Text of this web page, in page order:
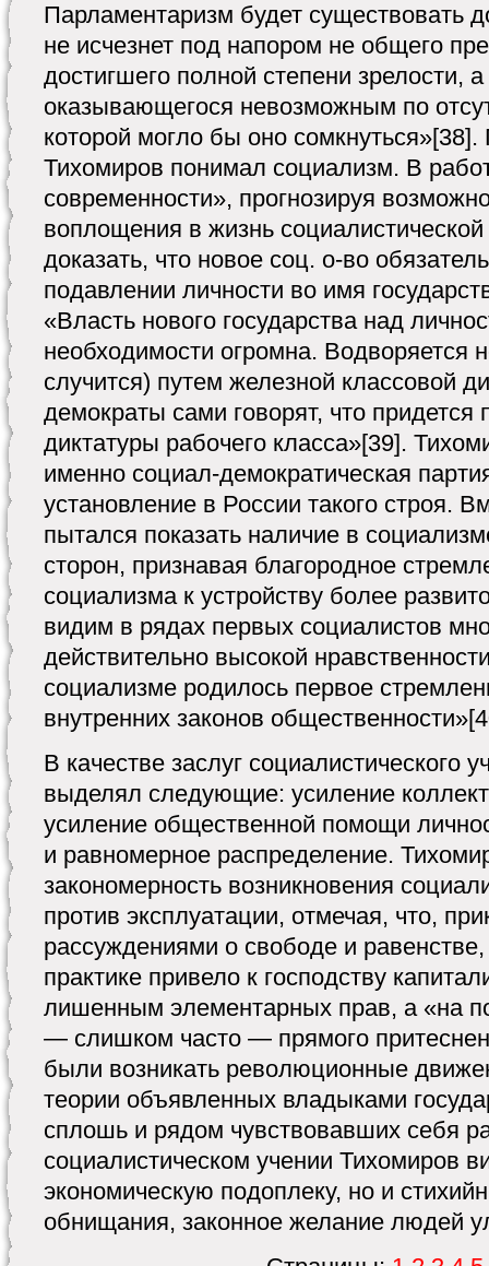
Парламентаризм будет существовать
не исчезнет под напором не общего
достигшего полной степени зрелости,
оказывающегося невозможным по
которой могло бы оно
Тихомиров понимал социализм. В
современности», прогнозируя
воплощения в жизнь
доказать, что новое соц. о-во
подавлении личности во имя
«Власть нового государства над
необходимости огромна. Водворяется
случится) путем железной классовой
демократы сами говорят, что придется
диктатуры рабочего класса»[39].
именно социал-демократическая
установление в России такого строя.
пытался показать наличие в
сторон, признавая благородное
социализма к устройству более
видим в рядах первых социалистов
действительно высокой
социализме родилось первое
внутренних законов
В качестве заслуг социалистического
выделял следующие: усиление
усиление общественной помощи
и равномерное распределение.
закономерность возникновения
против эксплуатации, отмечая, что,
рассуждениями о свободе и
практике привело к господству
лишенным элементарных прав, а «на
— слишком часто — прямого
были возникать революционные
теории объявленных владыками
сплошь и рядом чувствовавших себя
социалистическом учении Тихомиров
экономическую подоплеку, но и
обнищания, законное желание людей